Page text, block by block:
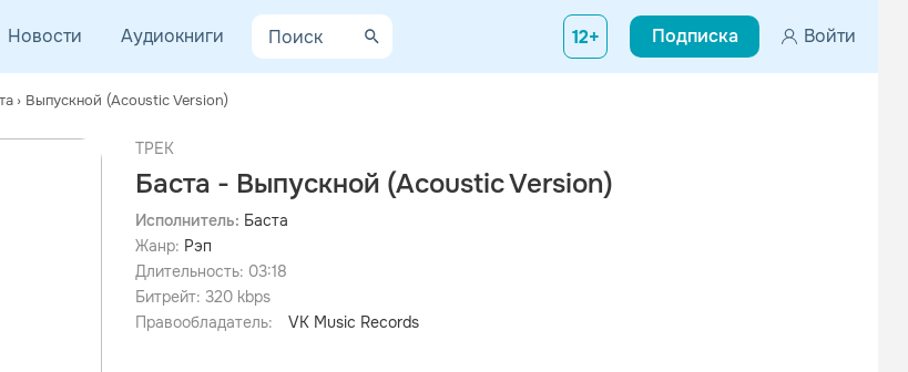
Новости Аудиокниги 12+ Подписка Войти
› Выпускной (Acoustic Version)
ТРЕК
Баста - Выпускной (Acoustic Version)
Исполнитель: Баста
Жанр: Рэп
Длительность: 03:18
Битрейт: 320 kbps
Правообладатель:
VK Music Records
просмотра рекламы
оформления подписки.
После просмотра Вы сможете скачать 3 файла без
дополнительной рекламы!